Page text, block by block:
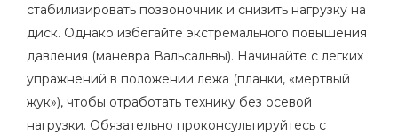
стабилизировать позвоночник и снизить нагрузку на
диск. Однако избегайте экстремального повышения
давления (маневра Вальсальвы). Начинайте с легких
упражнений в положении лежа (планки, «мертвый
жук»), чтобы отработать технику без осевой
нагрузки. Обязательно проконсультируйтесь с